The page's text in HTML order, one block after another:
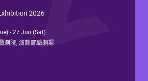
2026
- 27 Jun (Sat)
劇院, 演藝實驗劇場